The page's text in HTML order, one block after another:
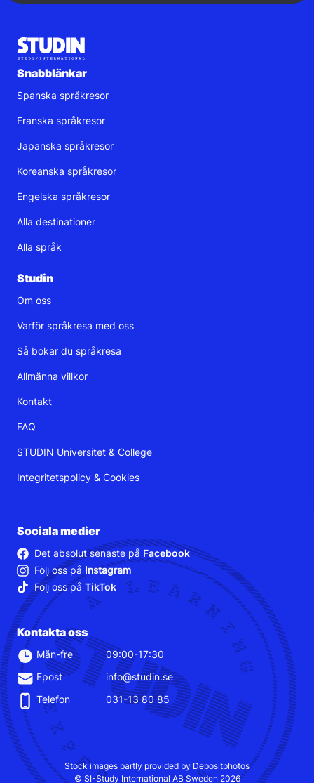
Snabblänkar
Spanska språkresor
Franska språkresor
Japanska språkresor
Koreanska språkresor
Engelska språkresor
Alla destinationer
Alla språk
Studin
Om oss
Varför språkresa med oss
Så bokar du språkresa
Allmänna villkor
Kontakt
FAQ
STUDIN Universitet & College
Integritetspolicy & Cookies
Sociala medier
Det absolut senaste på Facebook
Följ oss på Instagram
Följ oss på TikTok
Kontakta oss
Mån-fre
09:00-17:30
Epost
info@studin.se
Telefon
031-13 80 85
Stock images partly provided by Depositphotos
© SI-Study International AB Sweden 2026